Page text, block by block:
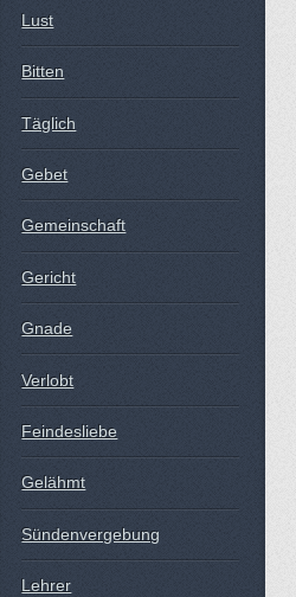
Lust
Bitten
Täglich
Gebet
Gemeinschaft
Gericht
Gnade
Verlobt
Feindesliebe
Gelähmt
Sündenvergebung
Lehrer